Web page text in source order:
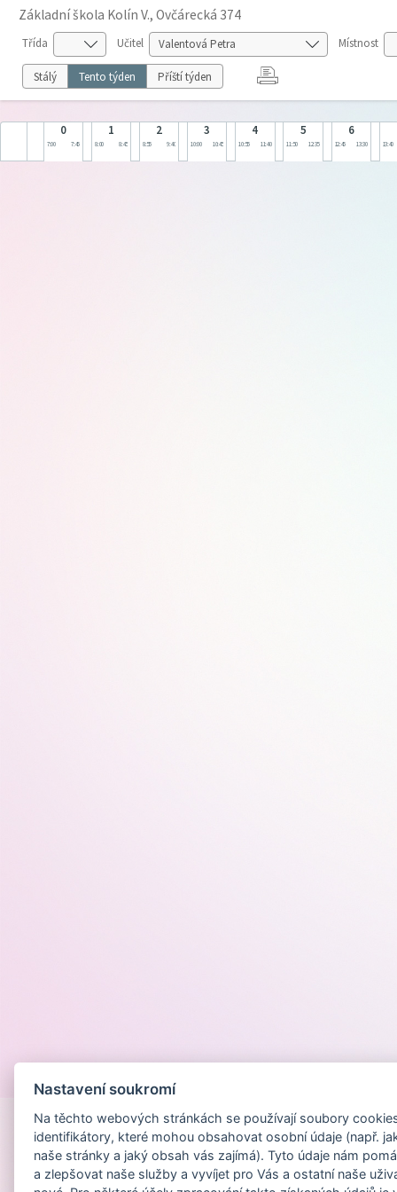
Základní škola Kolín V., Ovčárecká 374
Třída Učitel Místnost
Stálý Tento týden Příští týden
0
7:00 7:45
1
8:00 8:45
2
8:55 9:40
3
10:00 10:45
4
10:55 11:40
5
11:50 12:35
6
12:45 13:30 13:40
Nastavení soukromí
Na těchto webových stránkách se používají soubory
identifikátory, které mohou obsahovat osobní údaje (např.
naše stránky a jaký obsah vás zajímá). Tyto údaje nám
a zlepšovat naše služby a vyvíjet pro Vás a ostatní naše